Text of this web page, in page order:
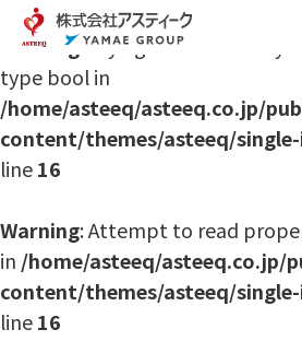
Warning: Trying to access array
type bool in
/home/asteeq/asteeq.co.jp/
content/themes/asteeq/
line16
Warning: Attempt to read
in /home/asteeq/asteeq.co.jp/
content/themes/asteeq/
line16